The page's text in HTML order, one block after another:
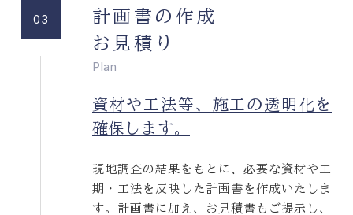
03
計画書の作成
お見積り
Plan
資材や工法等、施工の透明化を
確保します。
現地調査の結果をもとに、必要な資材や工
期・工法を反映した計画書を作成いたしま
す。計画書に加え、お見積書もご提示し、